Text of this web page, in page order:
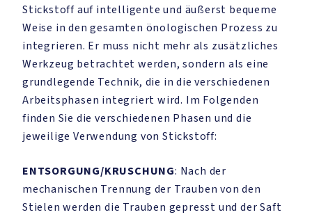
Stickstoff auf intelligente und äußerst bequeme
Weise in den gesamten önologischen Prozess zu
integrieren. Er muss nicht mehr als zusätzliches
Werkzeug betrachtet werden, sondern als eine
grundlegende Technik, die in die verschiedenen
Arbeitsphasen integriert wird. Im Folgenden
finden Sie die verschiedenen Phasen und die
jeweilige Verwendung von Stickstoff:
ENTSORGUNG/KRUSCHUNG: Nach der
mechanischen Trennung der Trauben von den
Stielen werden die Trauben gepresst und der Saft